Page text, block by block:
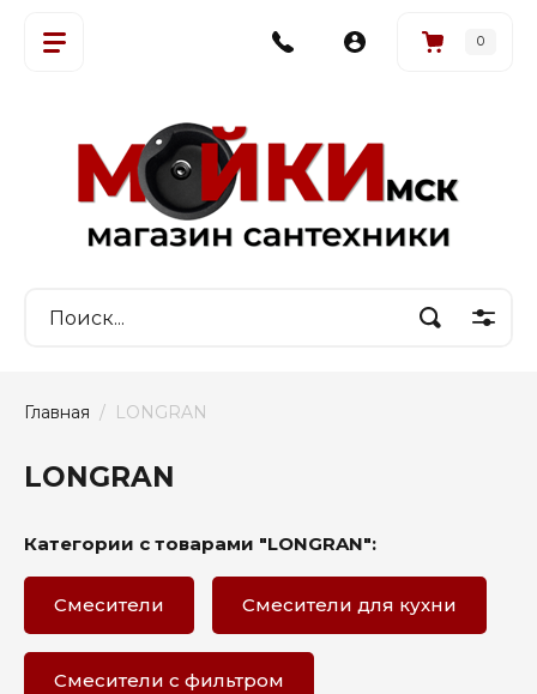
0
Главная /  LONGRAN
LONGRAN
Категории с товарами "LONGRAN":
Смесители Смесители для кухни
Смесители с фильтром